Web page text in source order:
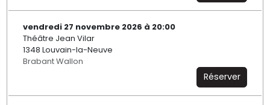
vendredi 27 novembre 2026 à 20:00
Théâtre Jean Vilar
1348 Louvain-la-Neuve
Brabant Wallon
Réserver